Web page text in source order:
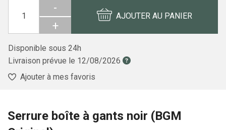
-
+
AJOUTER AU PANIER
Disponible sous 24h
Livraison prévue le 12/08/2026
Ajouter à mes favoris
Serrure boîte à gants noir (BGM